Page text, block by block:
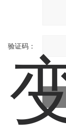
验证码：